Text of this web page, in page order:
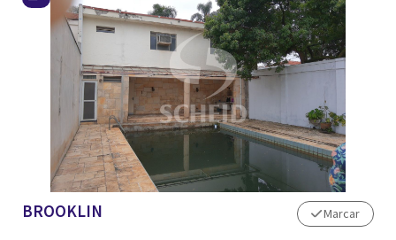
BROOKLIN Marcar